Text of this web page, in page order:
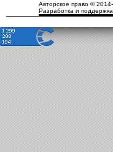
Авторское право ©
Разработка и